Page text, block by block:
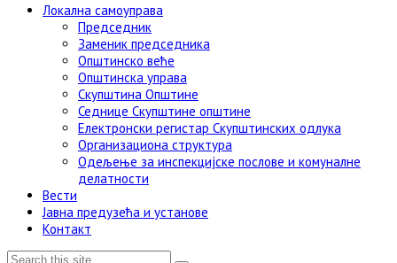
Локална самоуправа
Председник
Заменик председника
Општинско веће
Општинска управа
Скупштина Општине
Седнице Скупштине општине
Електронски регистар Скупштинских одлука
Организациона структура
Одељење за инспекцијске послове и комуналне
делатности
Вести
Јавна предузећа и установе
Контакт